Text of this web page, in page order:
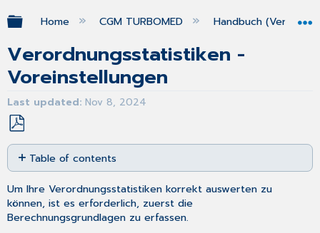
Expand/collapse global hierarchy
Home CGM TURBOMED Handbuch (Version
Verordnungsstatistiken -
Voreinstellungen
Last updated Nov 8, 2024
Save
as
PDF
Table of contents
No
headers
Um Ihre Verordnungsstatistiken korrekt auswerten zu
können, ist es erforderlich, zuerst die
Berechnungsgrundlagen zu erfassen.